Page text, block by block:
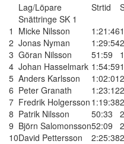
Lag/Löpare
Strtid
Snättringe SK 1
1 Micke Nilsson 1:21:46
2 Jonas Nyman 1:29:54
3 Göran Nilsson 51:59
4 Johan Hasselmark 1:54:59
5 Anders Karlsson 1:02:01
6 Peter Granath 1:23:12
7 Fredrik Holgersson 1:19:38
8 Patrik Nilsson 50:33
9 Björn Salomonsson52:09
10David Pettersson 2:25:38